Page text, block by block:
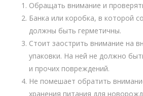
Обращать внимание и
Банка или коробка, в которой
должны быть герметичны.
Стоит заострить внимание на
упаковки. На ней не должно
и прочих повреждений.
Не помешает обратить
хранения питания для